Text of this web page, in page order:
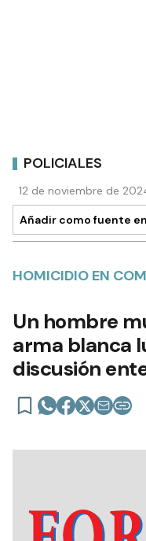
POLICIALES
12 de noviembre de
Añadir como fuente en
HOMICIDIO EN
Un hombre
arma blanca
discusión